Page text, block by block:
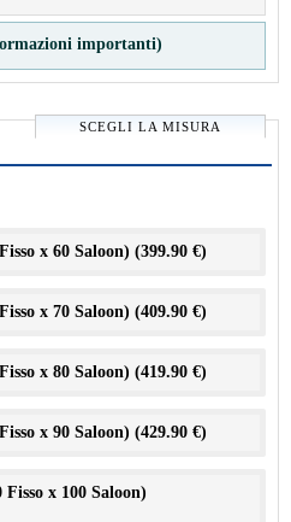
importanti)
SCEGLI LA MISURA
x 60 Saloon) (399.90 €)
x 70 Saloon) (409.90 €)
x 80 Saloon) (419.90 €)
x 90 Saloon) (429.90 €)
x 100 Saloon)